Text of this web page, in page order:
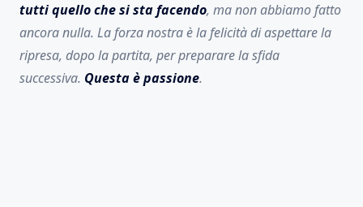
tutti quello che si sta facendo, ma non abbiamo fatto
ancora nulla. La forza nostra è la felicità di aspettare la
ripresa, dopo la partita, per preparare la sfida
successiva. Questa è passione.